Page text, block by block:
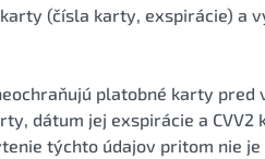
(čísla karty, exspirácie) a
neochraňujú platobné karty
dátum jej exspirácie a
týchto údajov pritom nie